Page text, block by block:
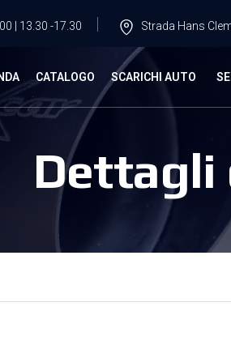
| 13.30 -17.30 Strada Hans
CATALOGO SCARICHI AUTO